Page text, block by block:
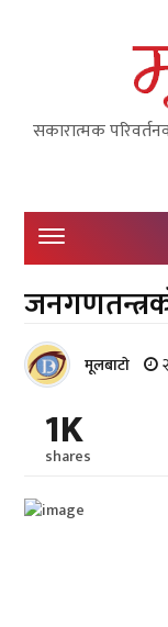
सकारात्मक
मूलबाटाे
1K
shares